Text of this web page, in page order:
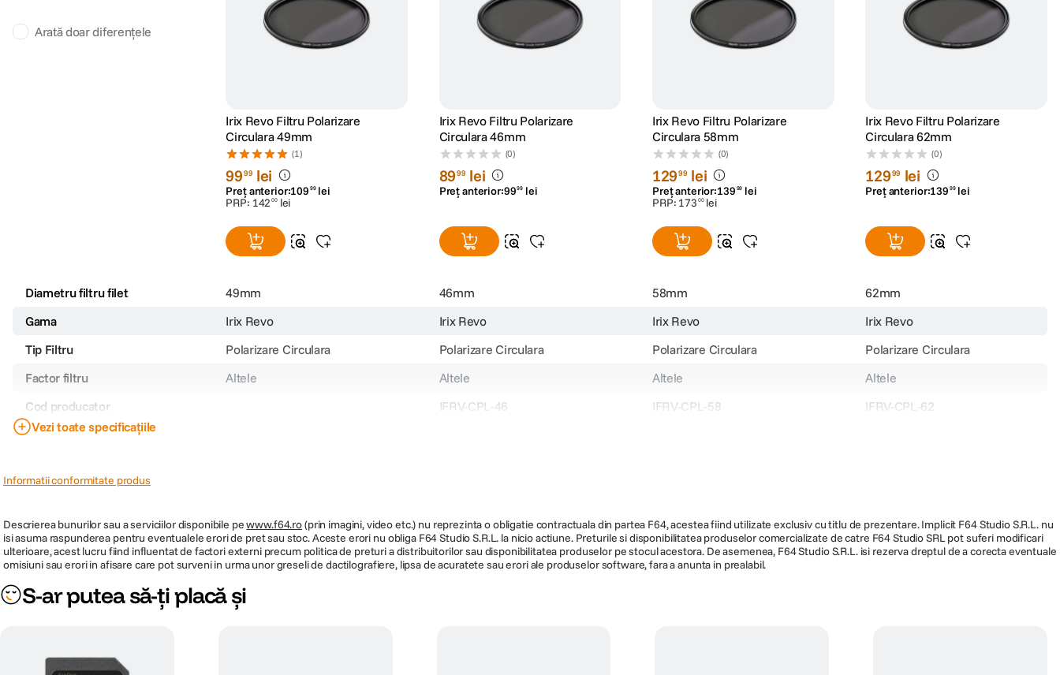
Arată doar diferențele
Irix Revo Filtru Polarizare
Circulara 49mm
(1)
9999 lei
Preț anterior:109 99 lei
PRP: 142 00 lei
Irix Revo Filtru Polarizare
Circulara 46mm
(0)
8999 lei
Preț anterior:9999 lei
Irix Revo Filtru Polarizare
Circulara 58mm
(0)
12999 lei
Preț anterior:139 99 lei
PRP: 173 00 lei
Irix Revo Filtru Polarizare
Circulara 62mm
(0)
12999 lei
Preț anterior:139 99 lei
Diametru filtru filet 49mm 46mm 58mm
62mm
Gama
Irix Revo Irix Revo Irix Revo
Irix Revo
Tip Filtru
Polarizare Circulara Polarizare Circulara Polarizare Circulara
Polarizare Circulara
Factor filtru
Altele Altele Altele
Altele
Cod producator
IFRV-CPL-46 IFRV-CPL-58
IFRV-CPL-62
PRP
Vezi toate specificațiile
Informatii conformitate produs
Descrierea bunurilor sau a serviciilor disponibile pewww.f64.ro(prin imagini, video etc.) nu reprezinta o obligatie contractuala din partea F64, acestea fiind utilizate exclusiv cu titlu de prezentare. Implicit F64 Studio S.R.L. nu
isi asuma raspunderea pentru eventualele erori de pret sau stoc. Aceste erori nu obliga F64 Studio S.R.L. la nicio actiune. Preturile si disponibilitatea produselor comercializate de catre F64 Studio SRL pot suferi modificari
ulterioare, acest lucru fiind influentat de factori externi precum politica de preturi a distribuitorilor sau disponibilitatea produselor pe stocul acestora. De asemenea, F64 Studio S.R.L. isi rezerva dreptul de a corecta eventuale
omisiuni sau erori in afisare care pot surveni in urma unor greseli de dactilografiere, lipsa de acuratete sau erori ale produselor software, fara a anunta in prealabil.
S-ar putea să-ți placă și